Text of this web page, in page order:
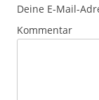
Deine E-Mail-
Kommentar